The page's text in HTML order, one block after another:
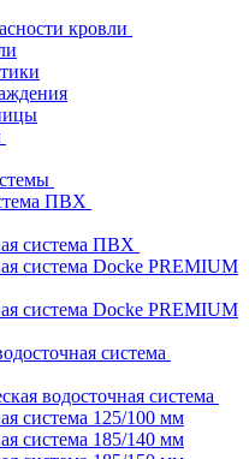
кровли
ПВХ
система ПВХ
система Docke PREMIUM
система Docke PREMIUM
система
водосточная система
система 125/100 мм
система 185/140 мм